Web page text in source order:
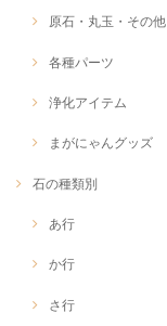
原石・丸玉・その他
各種パーツ
浄化アイテム
まがにゃんグッズ
石の種類別
あ行
か行
さ行